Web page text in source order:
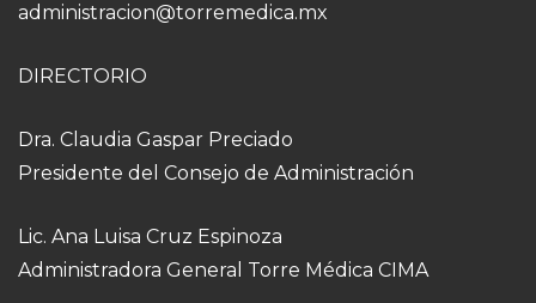
administracion@torremedica.mx
DIRECTORIO
Dra. Claudia Gaspar Preciado
Presidente del Consejo de Administración
Lic. Ana Luisa Cruz Espinoza
Administradora General Torre Médica CIMA